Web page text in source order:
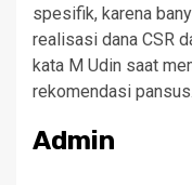
spesifik, karena
realisasi dana CSR
kata M Udin saat
rekomendasi
Admin